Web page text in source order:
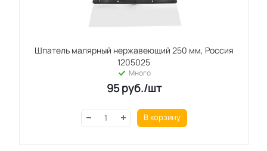
Шпатель малярный нержавеющий 250 мм, Россия
1205025
Много
95руб./шт
В корзину